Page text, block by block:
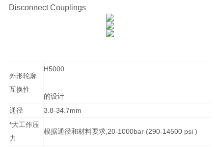
Disconnect Couplings
外形轮廓
互换性
H5000
的设计
通径
3.8-34.7mm
*大工作压
力
根据通径和材料要求,20-1000bar (290-14500 psi )